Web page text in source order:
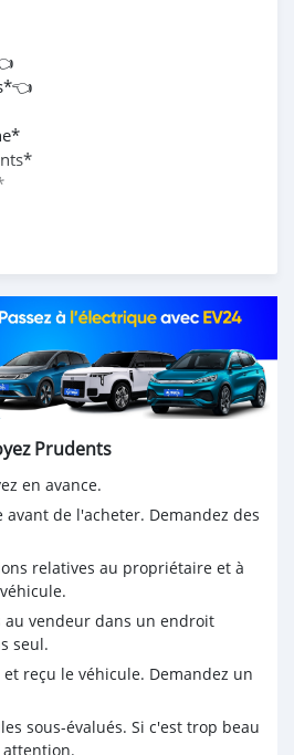
CFA*
Prudents
en avance.
avant de l'acheter. Demandez des
relatives au propriétaire et à
au vendeur dans un endroit
seul.
et reçu le véhicule. Demandez un
sous-évalués. Si c'est trop beau